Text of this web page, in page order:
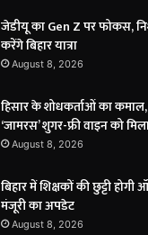
जेडीयू का Gen Z पर फोकस,
करेंगे बिहार यात्रा
August 8, 2026
हिसार के शोधकर्ताओं का
‘जामरस’ शुगर-फ्री वाइन को
August 8, 2026
बिहार में शिक्षकों की छुट्टी
मंजूरी का अपडेट
August 8, 2026